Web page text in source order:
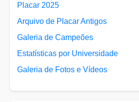
Placar 2025
Arquivo de Placar Antigos
Galeria de Campeões
Estatísticas por Universidade
Galeria de Fotos e Vídeos